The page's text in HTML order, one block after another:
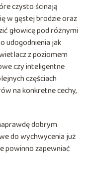
czysto ścinają
w gęstej brodzie oraz
głowicę pod różnymi
udogodnienia jak
z poziomem
czy inteligentne
częściach
na konkretne cechy,
dobrym
do wychwycenia już
powinno zapewniać